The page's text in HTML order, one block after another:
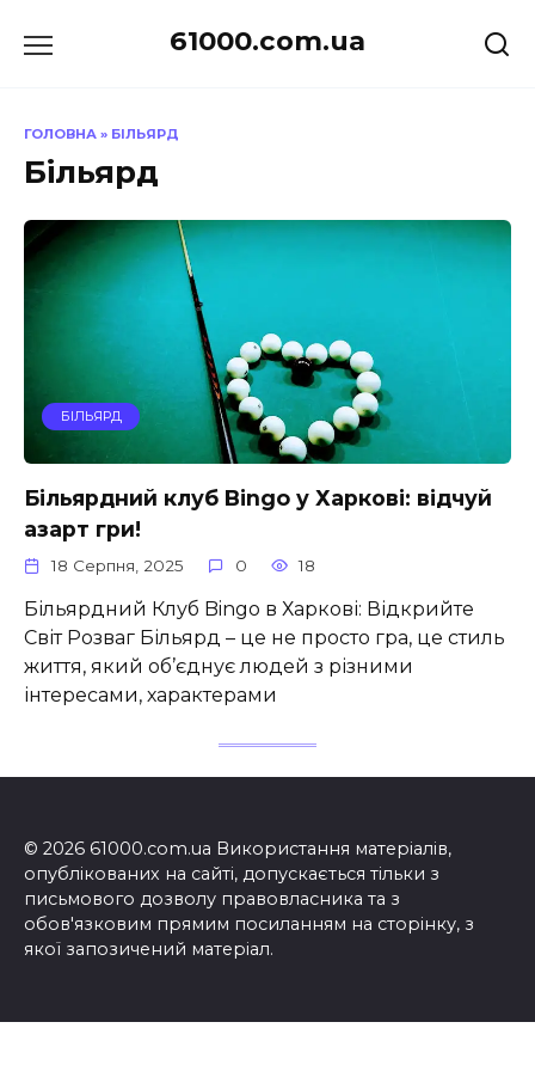
до
61000.com.ua
ГОЛОВНА » БІЛЬЯРД
Більярд
БІЛЬЯРД
Більярдний клуб Bingo у Харкові: відчуй
азарт гри!
18 Серпня, 2025 0 18
Більярдний Клуб Bingo в Харкові: Відкрийте
Світ Розваг Більярд – це не просто гра, це стиль
життя, який об’єднує людей з різними
інтересами, характерами
© 2026 61000.com.ua Використання матеріалів,
опублікованих на сайті, допускається тільки з
письмового дозволу правовласника та з
обов'язковим прямим посиланням на сторінку, з
якої запозичений матеріал.